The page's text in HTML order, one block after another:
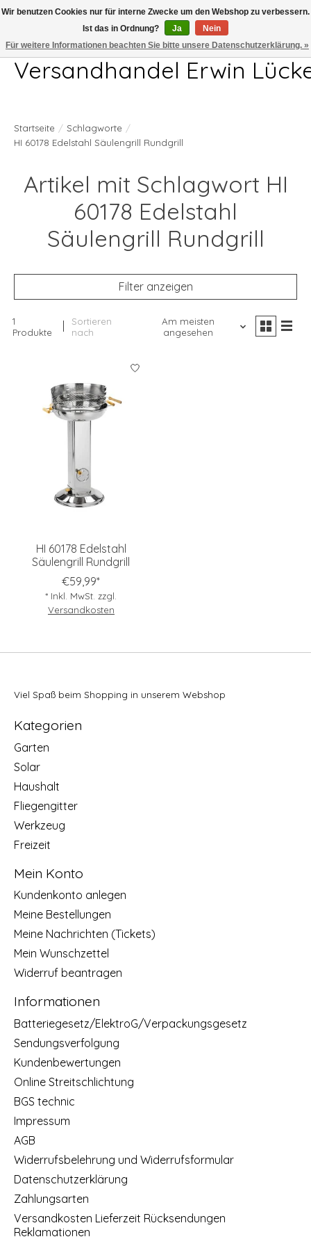
Telefon 04407 715872 MO-DO 7.00-17.00Uhr FR 7.00-13.00Uhr
Versandhandel Erwin
Startseite / Schlagworte /
HI 60178 Edelstahl Säulengrill Rundgrill
Artikel mit Schlagwort HI
60178 Edelstahl
Säulengrill Rundgrill
Filter anzeigen
1
Produkte
Sortieren
nach
Am meisten
angesehen
HI 60178 Edelstahl
Säulengrill Rundgrill
€59,99*
* Inkl. MwSt. zzgl.
Versandkosten
Viel Spaß beim Shopping in unserem Webshop
Kategorien
Garten
Solar
Haushalt
Fliegengitter
Werkzeug
Freizeit
Mein Konto
Kundenkonto anlegen
Meine Bestellungen
Meine Nachrichten (Tickets)
Mein Wunschzettel
Widerruf beantragen
Informationen
Batteriegesetz/ElektroG/Verpackungsgesetz
Sendungsverfolgung
Kundenbewertungen
Online Streitschlichtung
BGS technic
Impressum
AGB
Widerrufsbelehrung und Widerrufsformular
Datenschutzerklärung
Zahlungsarten
Versandkosten Lieferzeit Rücksendungen
Reklamationen
Wir benutzen Cookies nur für interne Zwecke um den Webshop zu verbessern.
Ist das in Ordnung?
Ja
Nein
Für weitere Informationen beachten Sie bitte unsere Datenschutzerklärung. »